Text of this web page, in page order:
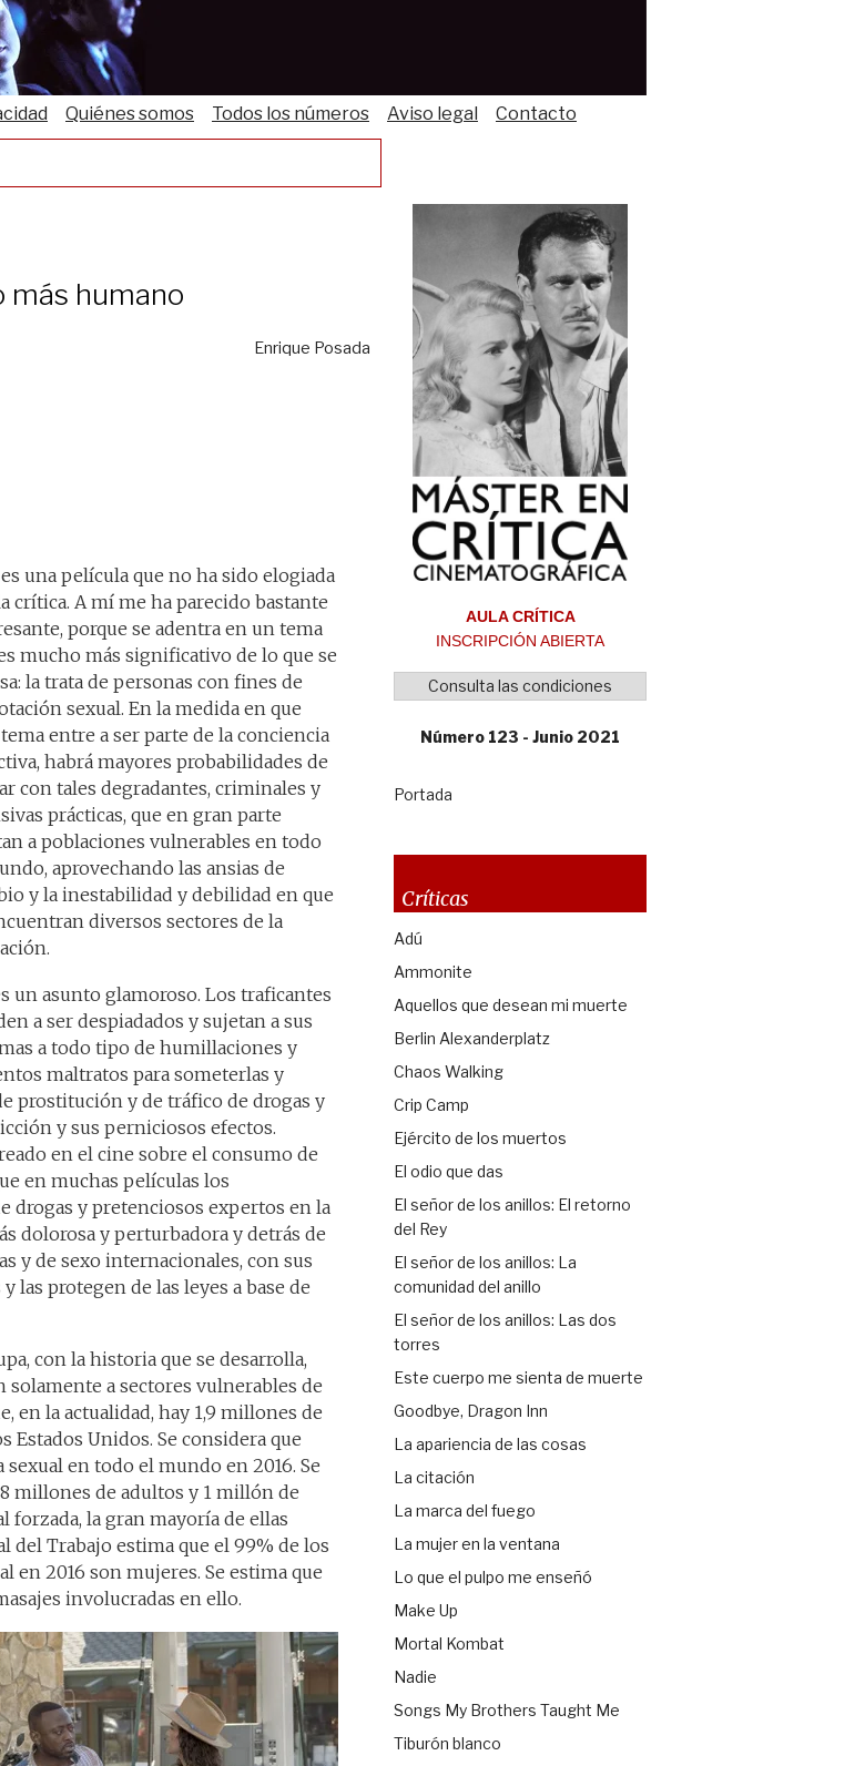
Quiénes somos Todos los números Aviso legal Contacto
más humano
Enrique Posada
una película que no ha sido elogiada
crítica. A mí me ha parecido bastante
porque se adentra en un tema
mucho más significativo de lo que se
la trata de personas con fines de
sexual. En la medida en que
entre a ser parte de la conciencia
habrá mayores probabilidades de
con tales degradantes, criminales y
prácticas, que en gran parte
a poblaciones vulnerables en todo
aprovechando las ansias de
y la inestabilidad y debilidad en que
diversos sectores de la
un asunto glamoroso. Los traficantes
a ser despiadados y sujetan a sus
a todo tipo de humillaciones y
maltratos para someterlas y
prostitución y de tráfico de drogas y
y sus perniciosos efectos.
en el cine sobre el consumo de
en muchas películas los
drogas y pretenciosos expertos en la
dolorosa y perturbadora y detrás de
y de sexo internacionales, con sus
las protegen de las leyes a base de
con la historia que se desarrolla,
a sectores vulnerables de
en la actualidad, hay 1,9 millones de
Unidos. Se considera que
en todo el mundo en 2016. Se
millones de adultos y 1 millón de
la gran mayoría de ellas
del Trabajo estima que el 99% de los
en 2016 son mujeres. Se estima que
involucradas en ello.
AULA CRÍTICA
INSCRIPCIÓN ABIERTA
Consulta las condiciones
Número 123 - Junio 2021
Portada
Críticas
Adú
Ammonite
Aquellos que desean mi muerte
Berlin Alexanderplatz
Chaos Walking
Crip Camp
Ejército de los muertos
El odio que das
El señor de los anillos: El retorno
del Rey
El señor de los anillos: La
comunidad del anillo
El señor de los anillos: Las dos
torres
Este cuerpo me sienta de muerte
Goodbye, Dragon Inn
La apariencia de las cosas
La citación
La marca del fuego
La mujer en la ventana
Lo que el pulpo me enseñó
Make Up
Mortal Kombat
Nadie
Songs My Brothers Taught Me
Tiburón blanco